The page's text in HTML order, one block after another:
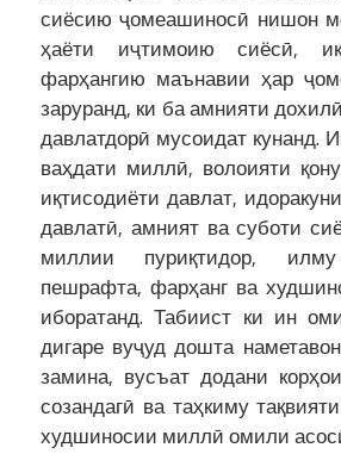
сиёсию ҷомеашиносӣ нишон
ҳаёти иҷтимоию сиёсӣ,
фарҳангию маънавии ҳар
заруранд, ки ба амнияти
давлатдорӣ мусоидат кунанд.
ваҳдати миллӣ, волоияти
иқтисодиёти давлат,
давлатӣ, амният ва суботи
миллии пуриқтидор,
пешрафта, фарҳанг ва
иборатанд. Табиист ки ин
дигаре вуҷуд дошта
замина, вусъат додани
созандагӣ ва таҳкиму
худшиносии миллӣ омили